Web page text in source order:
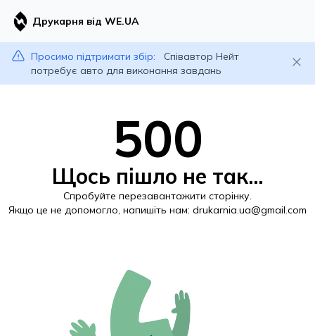
Друкарня від WE.UA
Просимо підтримати збір:
Співавтор Нейт
потребує авто для виконання завдань
500
Щось пішло не так...
Спробуйте перезавантажити сторінку.
Якщо це не допомогло, напишіть нам: drukarnia.ua@gmail.com